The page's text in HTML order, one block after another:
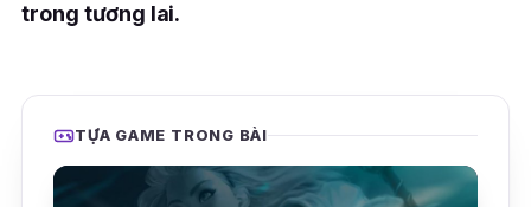
trong tương lai.
TỰA GAME TRONG BÀI